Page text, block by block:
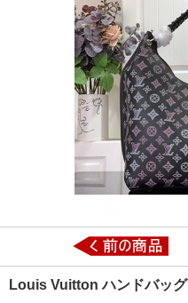
Louis Vuitton ハンドバッ